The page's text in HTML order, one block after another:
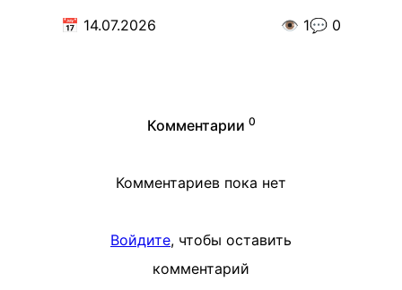
📅 14.07.2026 👁️ 1💬 0
Комментарии 0
Комментариев пока нет
Войдите, чтобы оставить
комментарий